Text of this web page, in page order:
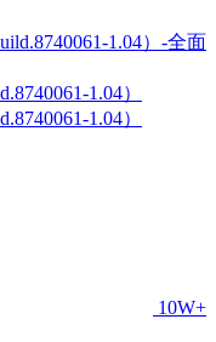
1.04）
1.04）
10W+